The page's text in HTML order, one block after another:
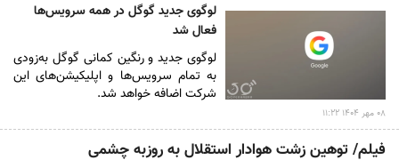
لوگوی جدید گوگل در همه سرویس‌ها
فعال شد
لوگوی جدید و رنگین کمانی گوگل به‌زودی
به تمام سرویس‌ها و اپلیکیشن‌های این
شرکت اضافه خواهد شد.
۰۸ مهر ۱۴۰۴ ۱۱:۲۲
فیلم/ توهین زشت هوادار استقلال به روزبه چشمی